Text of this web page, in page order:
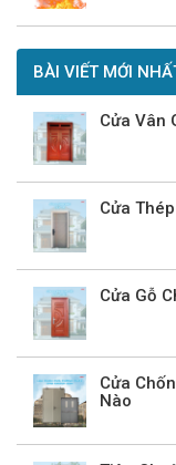
BÀI VIẾT MỚI
Cửa Vân
Cửa
Cửa Gỗ
Cửa
Nào